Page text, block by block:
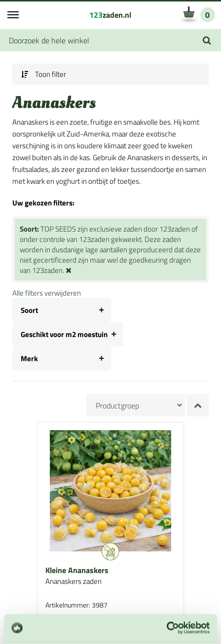
123zaden.nl 0
Toon filter
Ananaskers
Ananaskers is een zoete, fruitige en smaakvolle bes. Hij komt
oorspronkelijk uit Zuid-Amerika, maar deze exotische
verschijning is in ons koudere klimaat zeer goed te kweken
zowel buiten als in de kas. Gebruik de Ananaskers in desserts, in
fruitsalades, als zeer gezond en lekker tussendoortje en samen
met kwark en yoghurt in ontbijt of toetjes.
Uw gekozen filters:
Soort:TOP SEEDS zijn exclusieve zaden door 123zaden of
onder controle van 123zaden gekweekt. Deze zaden
worden in dusdanige lage aantallen geproduceerd dat deze
niet gecertificeerd zijn maar wel de goedkeuring dragen
van 123zaden.
Alle filters verwijderen
Soort
Geschikt voor m2 moestuin
Merk
Kleine Ananaskers
Ananaskers zaden
Artikelnummer: 3987
€ 3,35